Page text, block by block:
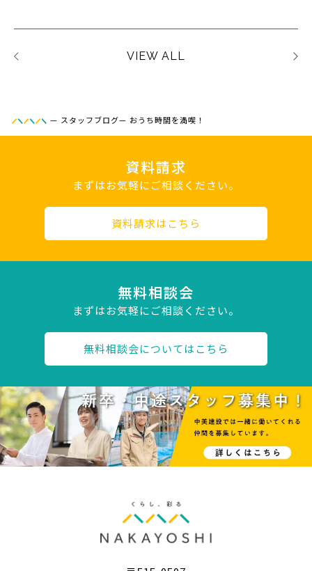
VIEW ALL
— スタッフブログ— おうち時間を満喫！
資料請求
まずはお気軽にご相談ください。
資料請求はこちら
無料相談会
まずはお気軽にご相談ください。
無料相談会についてはこちら